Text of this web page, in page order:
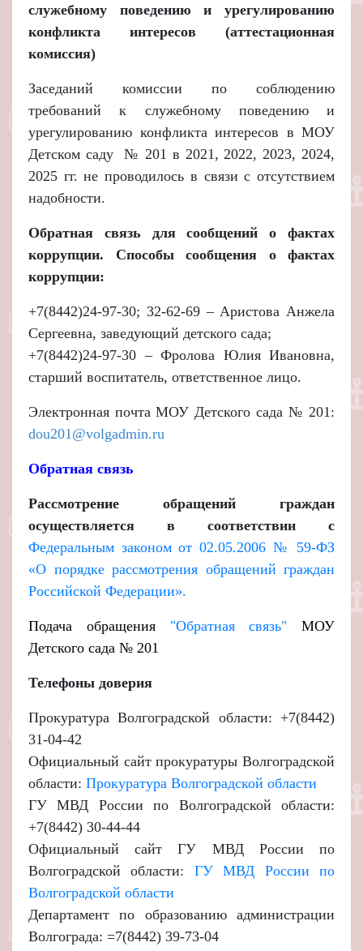
служебному поведению и урегулированию
конфликта интересов (аттестационная
комиссия)
Заседаний комиссии по соблюдению
требований к служебному поведению и
урегулированию конфликта интересов в МОУ
Детском саду № 201 в 2021, 2022, 2023, 2024,
2025 гг. не проводилось в связи с отсутствием
надобности.
Обратная связь для сообщений о фактах
коррупции. Способы сообщения о фактах
коррупции:
+7(8442)24-97-30; 32-62-69 – Аристова Анжела
Сергеевна, заведующий детского сада;
+7(8442)24-97-30 – Фролова Юлия Ивановна,
старший воспитатель, ответственное лицо.
Электронная почта МОУ Детского сада № 201:
dou201@volgadmin.ru
Обратная связь
Рассмотрение обращений граждан
осуществляется в соответствии с
Федеральным законом от 02.05.2006 № 59-ФЗ
«О порядке рассмотрения обращений граждан
Российской Федерации».
Подача обращения"Обратная связь" МОУ
Детского сада № 201
Телефоны доверия
Прокуратура Волгоградской области: +7(8442)
31-04-42
Официальный сайт прокуратуры Волгоградской
области: Прокуратура Волгоградской области
ГУ МВД России по Волгоградской области:
+7(8442) 30-44-44
Официальный сайт ГУ МВД России по
Волгоградской области: ГУ МВД России по
Волгоградской области
Департамент по образованию администрации
Волгограда: =7(8442) 39-73-04